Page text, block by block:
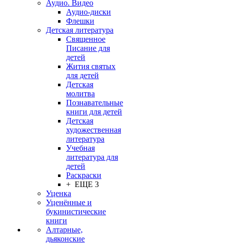
Аудио. Видео
Аудио-диски
Флешки
Детская литература
Священное
Писание для
детей
Жития святых
для детей
Детская
молитва
Познавательные
книги для детей
Детская
художественная
литература
Учебная
литература для
детей
Раскраски
+ ЕЩЕ 3
Уценка
Уценённые и
букинистические
книги
Алтарные,
дьяконские